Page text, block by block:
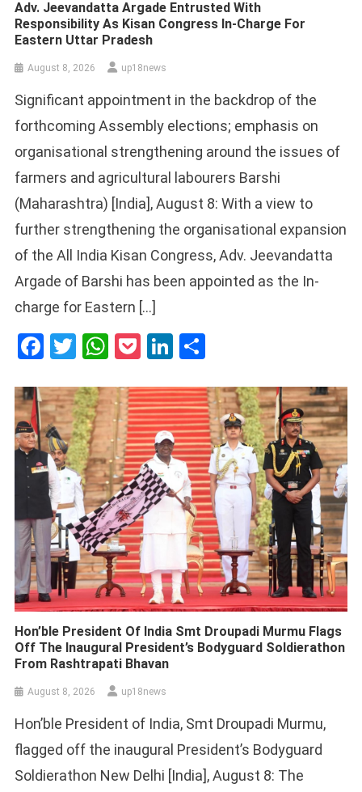
Adv. Jeevandatta Argade Entrusted With
Responsibility As Kisan Congress In-Charge For
Eastern Uttar Pradesh
August 8, 2026 up18news
Significant appointment in the backdrop of the
forthcoming Assembly elections; emphasis on
organisational strengthening around the issues of
farmers and agricultural labourers Barshi
(Maharashtra) [India], August 8: With a view to
further strengthening the organisational expansion
of the All India Kisan Congress, Adv. Jeevandatta
Argade of Barshi has been appointed as the In-
charge for Eastern […]
Facebook
Twitter
WhatsApp
PocketLinkedIn
Hon’ble President Of India Smt Droupadi Murmu Flags
Off The Inaugural President’s Bodyguard Soldierathon
From Rashtrapati Bhavan
August 8, 2026 up18news
Hon’ble President of India, Smt Droupadi Murmu,
flagged off the inaugural President’s Bodyguard
Soldierathon New Delhi [India], August 8: The